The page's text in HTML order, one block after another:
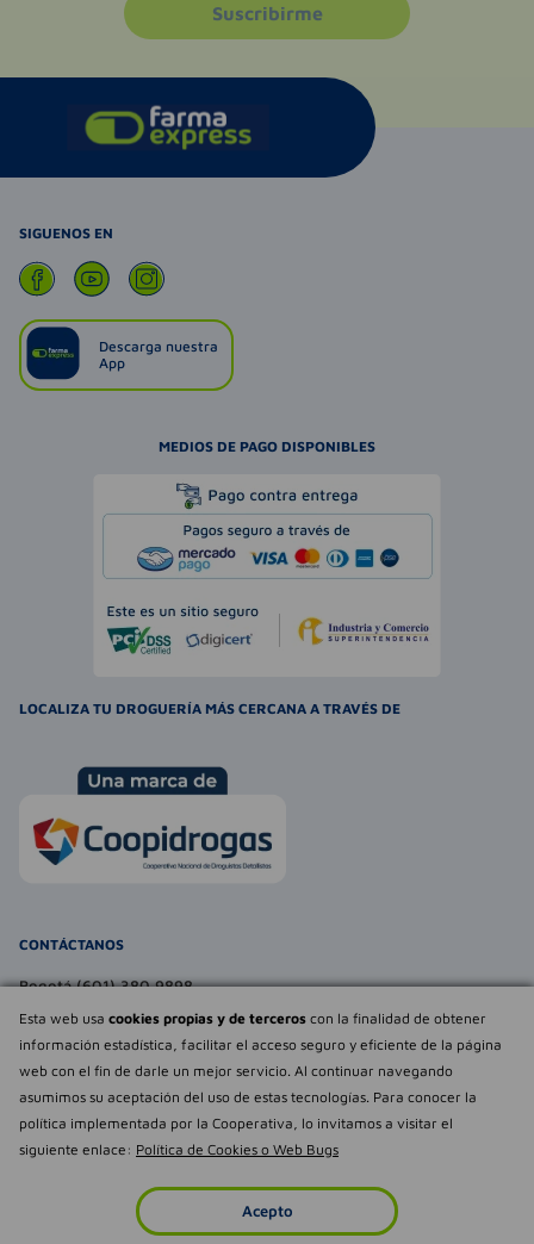
Esta web usa cookies propias y de terceros con la finalidad de obtener
información estadística, facilitar el acceso seguro y eficiente de la página
web con el fin de darle un mejor servicio. Al continuar navegando
asumimos su aceptación del uso de estas tecnologías. Para conocer la
política implementada por la Cooperativa, lo invitamos a visitar el
siguiente enlace: Política de Cookies o Web Bugs
Acepto
Imperdibles Favoritos
Déjanos tu
opinión
Suscribirme
SIGUENOS EN
Descarga nuestra
App
MEDIOS DE PAGO DISPONIBLES
LOCALIZA TU DROGUERÍA MÁS CERCANA A TRAVÉS DE
CONTÁCTANOS
Bogotá (601) 380 9898
atencionalcliente@farmaexpress.com
TE PUEDE INTERESAR
NOSOTROS
Empowered by
Todos los derechos reservados Farmaexpress 2025